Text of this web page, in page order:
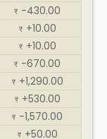
₹ -430.00
₹ +10.00
₹ +10.00
₹ -670.00
₹ +1,290.00
₹ +530.00
₹ -1,570.00
₹ +50.00